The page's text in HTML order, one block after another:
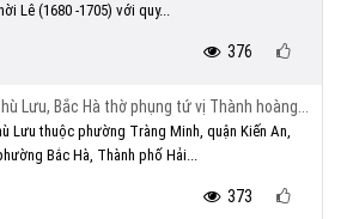
Lê (1680 -1705) với quy...
376
Lưu, Bắc Hà thờ phụng tứ vị Thành hoàng...
Lưu thuộc phường Tràng Minh, quận Kiến An,
Bắc Hà, Thành phố Hải...
373